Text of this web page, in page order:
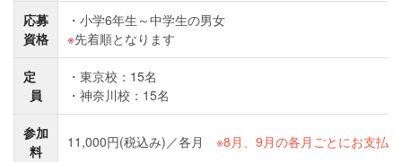
応募
資格
小学6年生～中学生の男女
先着順となります
定
員
東京校：15名
神奈川校：15名
参加
料
11,000円(税込み)／各月 ※8月、9月の各月ごとにお支払